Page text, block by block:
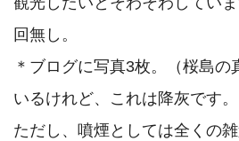
回無し。
＊ブログに写真3枚。（桜島の
いるけれど、これは降灰です。
ただし、噴煙としては全くの雑